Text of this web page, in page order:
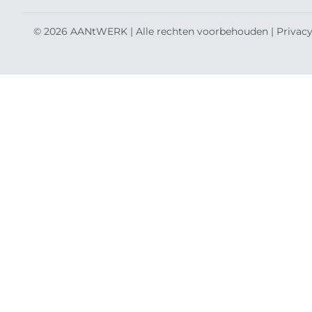
© 2026 AANtWERK | Alle rechten voorbehouden |